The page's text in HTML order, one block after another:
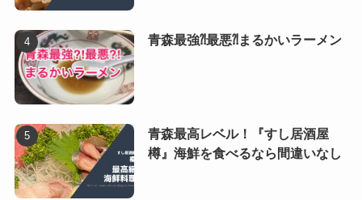
青森最強⁈最悪⁈まるかいラーメン
青森最高レベル！『すし居酒屋
樽』海鮮を食べるなら間違いなし